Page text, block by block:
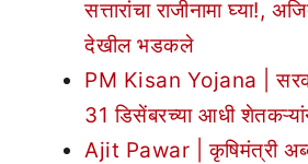
सत्तारांचा राजीनामा घ्या!,
देखील भडकले
PM Kisan Yojana |
31 डिसेंबरच्या आधी
Ajit Pawar | कृषिमंत्री